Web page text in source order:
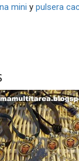
mini ypulsera